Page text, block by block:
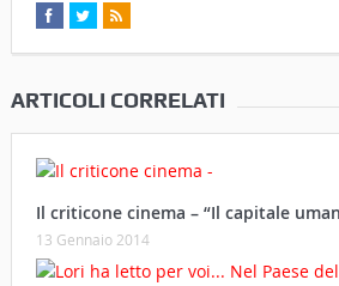
ARTICOLI CORRELATI
Il criticone cinema – “Il capitale
13 Gennaio 2014